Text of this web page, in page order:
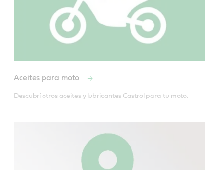
Syntrax Limited Slip 75W-90 es una innovación en la
tecnología de lubricación. Su fórmula totalmente
sintética proporciona protección, durabilidad y
desempeño que supera ampliamente los aceites
Ficha Técnica y de Datos de Seguridad
Aceites para moto
Descubrí otros aceites y lubricantes Castrol para tu moto.